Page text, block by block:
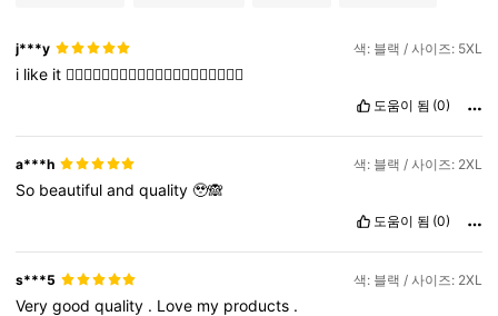
j***y 색: 블랙 / 사이즈: 5XL
i like it 👍🏼👍🏼👍🏼👍🏼👍🏼👍🏼👍🏼👍🏼👍🏼👍🏼
도움이 됨 (0)
a***h 색: 블랙 / 사이즈: 2XL
So beautifulandquality🥹🙈
도움이 됨 (0)
s***5 색: 블랙 / 사이즈: 2XL
Verygoodquality . Love my products .